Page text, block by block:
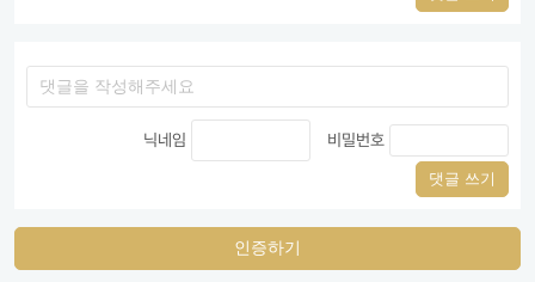
닉네임 비밀번호
댓글 쓰기
인증하기